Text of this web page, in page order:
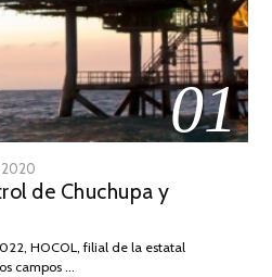
01
2020
DE
2026
de Chuchupa y
HOCOL, filial de la estatal
campos …